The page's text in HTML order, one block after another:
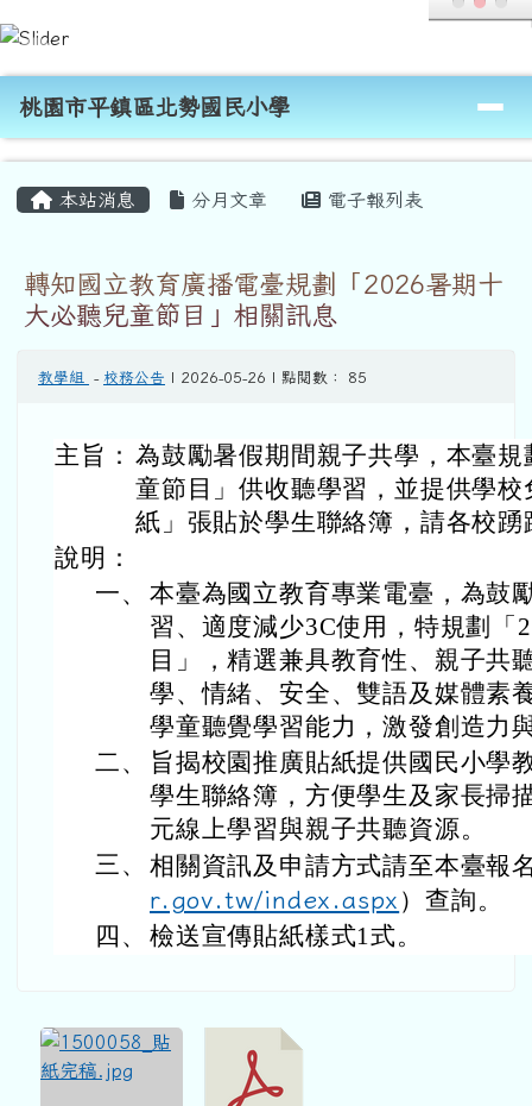
跳至主內容區
桃園市平鎮區北勢國民小學
導覽列
桃園市平鎮區北勢國民小學
本站消息 分月文章 電子報列表
轉知國立教育廣播電臺規劃「2026暑期十
大必聽兒童節目」相關訊息
教學組 - 校務公告 | 2026-05-26 | 點閱數： 85
主旨： 為鼓勵暑假期間親子共學，本臺
童節目」供收聽學習，並提供學
紙」張貼於學生聯絡簿，請各校
說明：
一、 本臺為國立教育專業電臺，為鼓
習、適度減少3C使用，特規劃「
目」，精選兼具教育性、親子共
學、情緒、安全、雙語及媒體素
學童聽覺學習能力，激發創造力
二、
旨揭校園推廣貼紙提供國民小學
學生聯絡簿，方便學生及家長掃
元線上學習與親子共聽資源。
三、 相關資訊及申請方式請至本臺報
r.gov.tw/index.aspx ）查詢。
四、 檢送宣傳貼紙樣式1式。